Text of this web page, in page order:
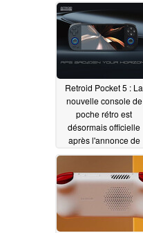
translucides DIY
08/31/2024
Retroid Pocket 5 : La
nouvelle console de
poche rétro est
désormais officielle
après l'annonce de
Retroid Pocket Mini